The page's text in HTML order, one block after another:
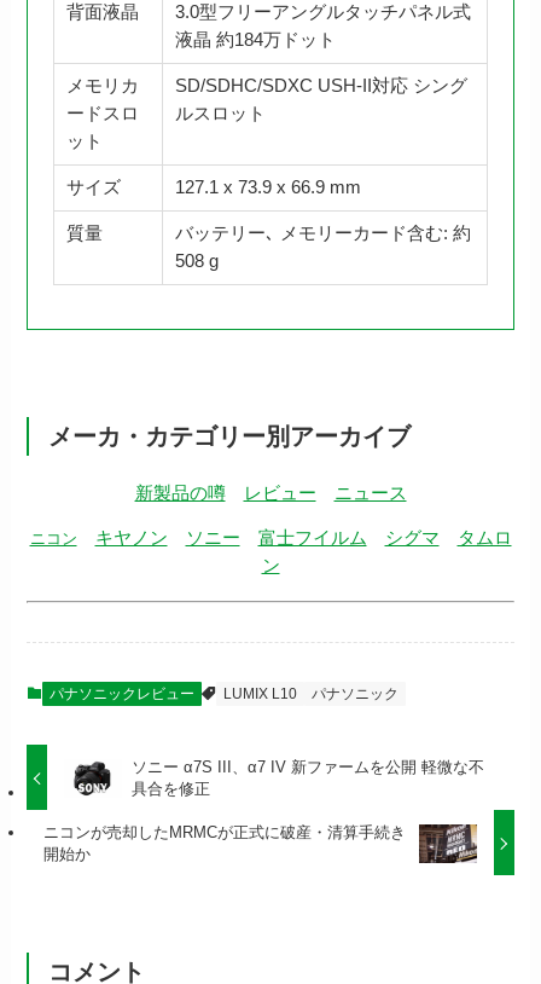
背面液晶
3.0型フリーアングルタッチパネル式
液晶 約184万ドット
メモリカ
ードスロ
ット
SD/SDHC/SDXC USH-II対応 シング
ルスロット
サイズ 127.1 x 73.9 x 66.9 mm
質量
バッテリー､ メモリーカード含む: 約
508 g
メーカ・カテゴリー別アーカイブ
新製品の噂 レビュー ニュース
ニコン キヤノン ソニー 富士フイルム シグマ
タムロ
ン
パナソニックレビュー LUMIX L10 パナソニック
ソニー α7S III、α7 IV 新ファームを公開 軽微な不
具合を修正
ニコンが売却したMRMCが正式に破産・清算手続き
開始か
コメント